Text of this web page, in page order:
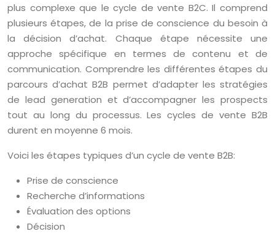
plus complexe que le cycle de vente B2C. Il comprend
plusieurs étapes, de la prise de conscience du besoin à
la décision d’achat. Chaque étape nécessite une
approche spécifique en termes de contenu et de
communication. Comprendre les différentes étapes du
parcours d’achat B2B permet d’adapter les stratégies
de lead generation et d’accompagner les prospects
tout au long du processus. Les cycles de vente B2B
durent en moyenne 6 mois.
Voici les étapes typiques d’un cycle de vente B2B:
Prise de conscience
Recherche d’informations
Évaluation des options
Décision